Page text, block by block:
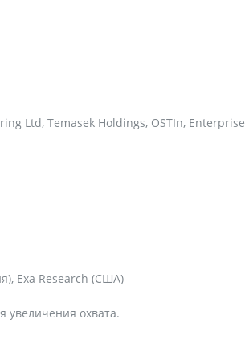
Ltd, Temasek Holdings, OSTIn, Enterprise
Exa Research (США)
увеличения охвата.